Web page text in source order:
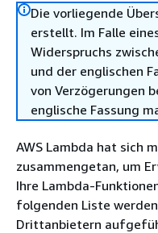
Die vorliegende
erstellt. Im Falle
Widerspruchs
und der englischen
von Verzögerungen
englische Fassung
AWS Lambda hat sich
zusammengetan, um
Ihre Lambda-
folgenden Liste
Drittanbietern